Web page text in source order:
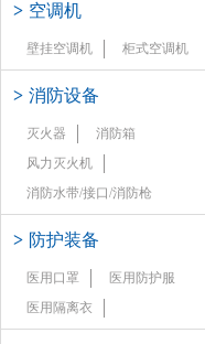
> 空调机
壁挂空调机 柜式空调机
> 消防设备
灭火器
消防箱
风力灭火机
消防水带/接口/消防枪
> 防护装备
医用口罩
医用防护服
医用隔离衣